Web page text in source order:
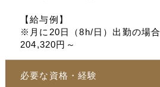
【給与例】
※月に20日（8h/日）出勤の場合
204,320円～
必要な資格・経験